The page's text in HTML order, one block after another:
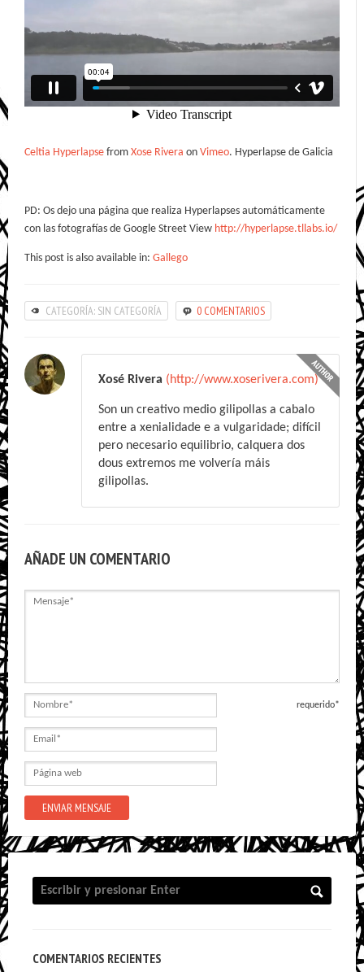
Celtia Hyperlapse from Xose Rivera on Vimeo. Hyperlapse de Galicia
PD: Os dejo una página que realiza Hyperlapses automáticamente
con las fotografías de Google Street View http://hyperlapse.tllabs.io/
This post is also available in: Gallego
CATEGORÍA: SIN CATEGORÍA 0 COMENTARIOS
Xosé Rivera (http://www.xoserivera.com)
Son un creativo medio gilipollas a cabalo
entre a xenialidade e a vulgaridade; difícil
pero necesario equilibrio, calquera dos
dous extremos me volvería máis
gilipollas.
AÑADE UN COMENTARIO
Mensaje
requerido*
Nombre
Email
Página
web
COMENTARIOS RECIENTES